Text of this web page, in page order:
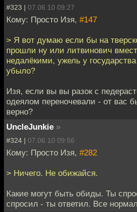
#323 | 07.06.10 09:27
Кому: Просто Изя, #147
> Я вот думаю если бы на
прошли ну или литвинович
недалёкими, ужель у государства
убыло?
Изя, если вы вы разок с
одеялом переночевали - от вас
верно?
UncleJunkie »
#324 | 07.06.10 09:56
Кому: Просто Изя, #282
> Ничего. Не обижайся.
Какие могут быть обиды. Ты
спросил - ты ответил. Все